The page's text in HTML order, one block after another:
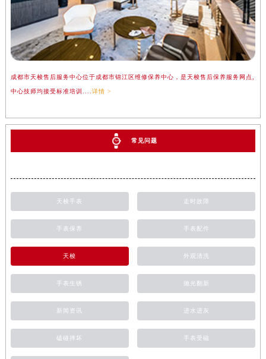
成都市天梭售后服务中心位于成都市锦江区维修保养中心，是天梭售后保养服务网点,
中心技师均接受标准培训.... 详情 >
常见问题
天梭手表 走时故障
手表保养 手表配件
天梭 外观清洗
手表生锈 抛光翻新
新闻资讯 进水进灰
磕碰摔坏 手表受磁